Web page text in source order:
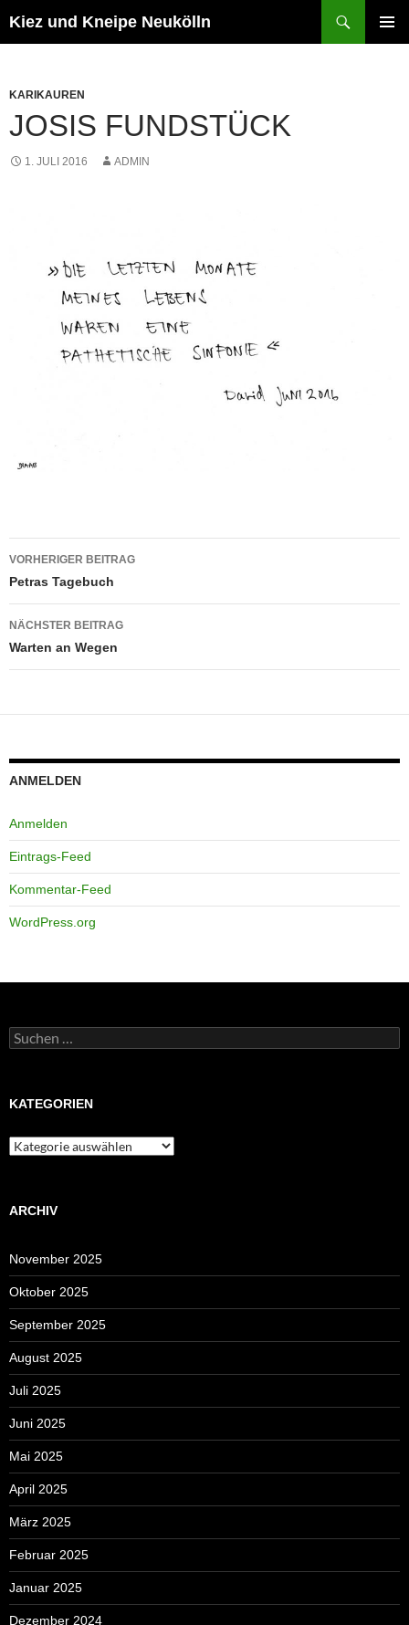
Inhalt
Kiez und Kneipe Neukölln
KARIKAUREN
JOSIS FUNDSTÜCK
1. JULI 2016 ADMIN
Beitragsnavigation
VORHERIGER BEITRAG
Petras Tagebuch
NÄCHSTER BEITRAG
Warten an Wegen
ANMELDEN
Anmelden
Eintrags-Feed
Kommentar-Feed
WordPress.org
Suchen
nach:
KATEGORIEN
Kategorien
ARCHIV
November 2025
Oktober 2025
September 2025
August 2025
Juli 2025
Juni 2025
Mai 2025
April 2025
März 2025
Februar 2025
Januar 2025
Dezember 2024